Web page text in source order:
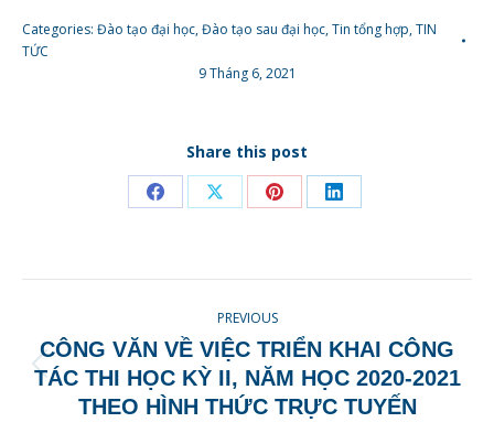
Categories: Đào tạo đại học,Đào tạo sau đại học,Tin tổng hợp,TIN
TỨC
9 Tháng 6, 2021
Share this post
Share Share Share Share
NAVIGATION
PREVIOUS
Previous
post:
CÔNG VĂN VỀ VIỆC TRIỂN KHAI CÔNG
TÁC THI HỌC KỲ II, NĂM HỌC 2020-2021
THEO HÌNH THỨC TRỰC TUYẾN